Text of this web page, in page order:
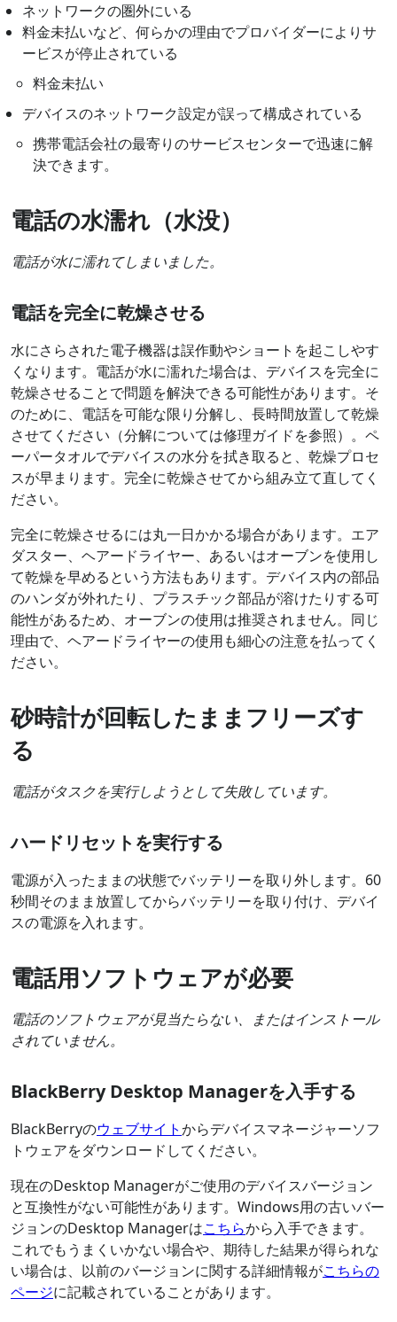
ネットワークの圏外にいる
料金未払いなど、何らかの理由でプロバイダーによりサ
ービスが停止されている
料金未払い
デバイスのネットワーク設定が誤って構成されている
携帯電話会社の最寄りのサービスセンターで迅速に解
決できます。
電話の水濡れ（水没）
電話が水に濡れてしまいました。
電話を完全に乾燥させる
水にさらされた電子機器は誤作動やショートを起こしやす
くなります。電話が水に濡れた場合は、デバイスを完全に
乾燥させることで問題を解決できる可能性があります。そ
のために、電話を可能な限り分解し、長時間放置して乾燥
させてください（分解については修理ガイドを参照）。ペ
ーパータオルでデバイスの水分を拭き取ると、乾燥プロセ
スが早まります。完全に乾燥させてから組み立て直してく
ださい。
完全に乾燥させるには丸一日かかる場合があります。エア
ダスター、ヘアードライヤー、あるいはオーブンを使用し
て乾燥を早めるという方法もあります。デバイス内の部品
のハンダが外れたり、プラスチック部品が溶けたりする可
能性があるため、オーブンの使用は推奨されません。同じ
理由で、ヘアードライヤーの使用も細心の注意を払ってく
ださい。
砂時計が回転したままフリーズす
る
電話がタスクを実行しようとして失敗しています。
ハードリセットを実行する
電源が入ったままの状態でバッテリーを取り外します。60
秒間そのまま放置してからバッテリーを取り付け、デバイ
スの電源を入れます。
電話用ソフトウェアが必要
電話のソフトウェアが見当たらない、またはインストール
されていません。
BlackBerry Desktop Managerを入手する
BlackBerryのウェブサイトからデバイスマネージャーソフ
トウェアをダウンロードしてください。
現在のDesktop Managerがご使用のデバイスバージョン
と互換性がない可能性があります。Windows用の古いバー
ジョンのDesktop Managerはこちらから入手できます。
これでもうまくいかない場合や、期待した結果が得られな
い場合は、以前のバージョンに関する詳細情報がこちらの
ページに記載されていることがあります。